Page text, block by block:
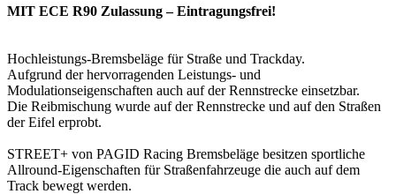
MIT ECE R90 Zulassung – Eintragungsfrei!
Hochleistungs-Bremsbeläge für Straße und Trackday.
Aufgrund der hervorragenden Leistungs- und
Modulationseigenschaften auch auf der Rennstrecke einsetzbar.
Die Reibmischung wurde auf der Rennstrecke und auf den Straßen
der Eifel erprobt.
STREET+ von PAGID Racing Bremsbeläge besitzen sportliche
Allround-Eigenschaften für Straßenfahrzeuge die auch auf dem
Track bewegt werden.